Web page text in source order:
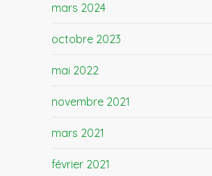
mars 2024
octobre 2023
mai 2022
novembre 2021
mars 2021
février 2021